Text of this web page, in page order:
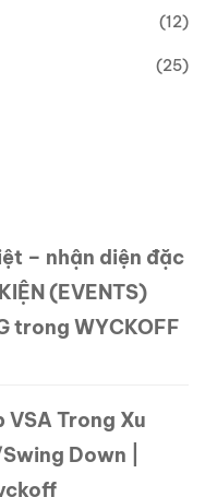
(12)
(25)
– nhận diện đặc
(EVENTS)
trong WYCKOFF
VSA Trong Xu
Down |